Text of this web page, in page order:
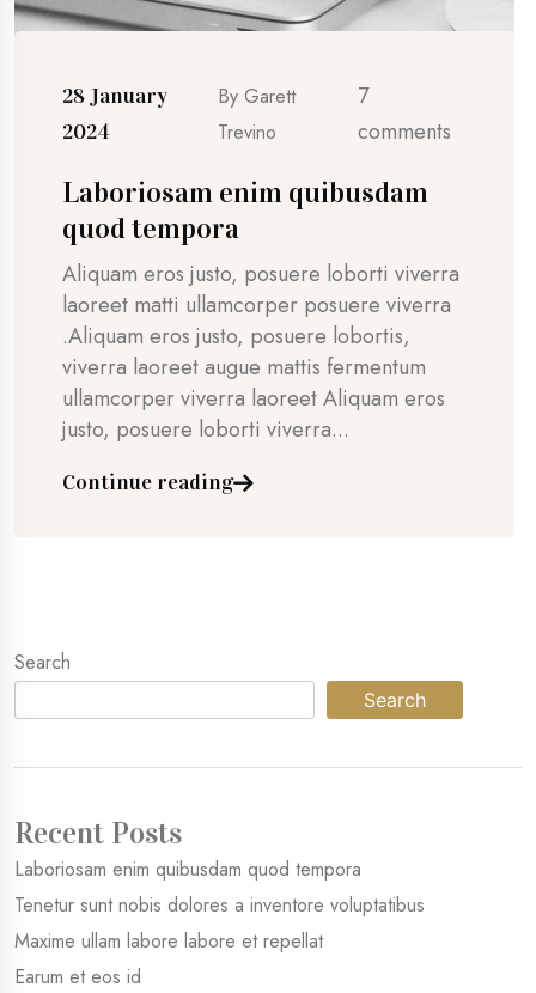
28 January
2024
ByGarett
Trevino
7
comments
Laboriosam enim quibusdam
quod tempora
Aliquam eros justo, posuere loborti viverra
laoreet matti ullamcorper posuere viverra
.Aliquam eros justo, posuere lobortis,
viverra laoreet augue mattis fermentum
ullamcorper viverra laoreet Aliquam eros
justo, posuere loborti viverra...
Continue reading
Search
Search
Recent Posts
Laboriosam enim quibusdam quod tempora
Tenetur sunt nobis dolores a inventore voluptatibus
Maxime ullam labore labore et repellat
Earum et eos id